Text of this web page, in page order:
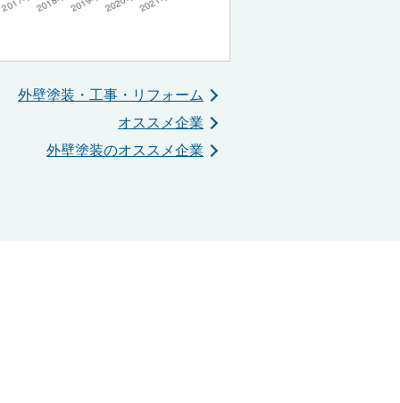
外壁塗装・工事・リフォーム
オススメ企業
外壁塗装のオススメ企業